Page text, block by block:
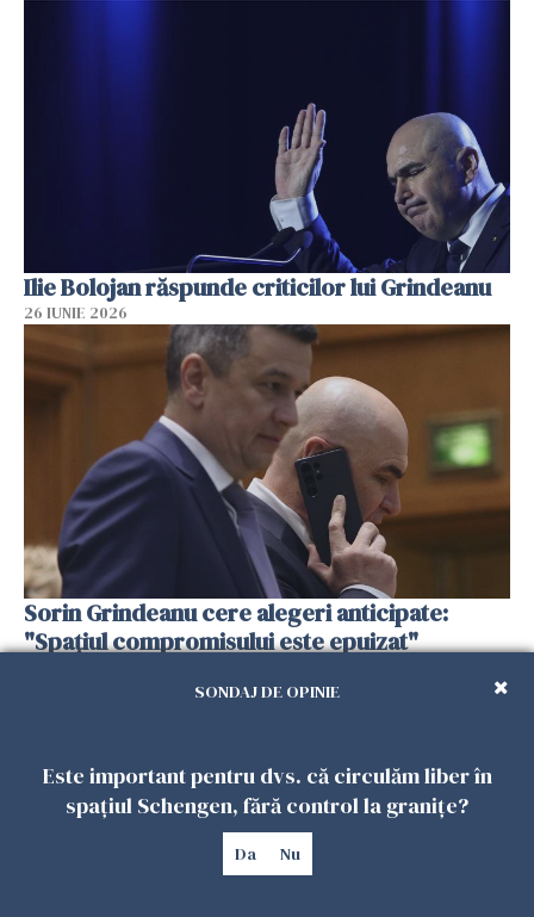
Ilie Bolojan răspunde criticilor lui Grindeanu
26 IUNIE 2026
Sorin Grindeanu cere alegeri anticipate:
"Spațiul compromisului este epuizat"
SONDAJ DE OPINIE
Este important pentru dvs. că circulăm liber în
spațiul Schengen, fără control la granițe?
Da Nu